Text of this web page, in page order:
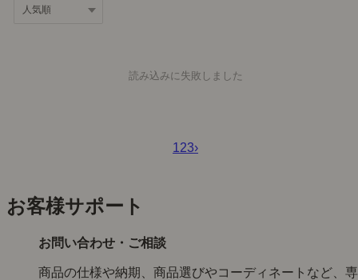
読み込みに失敗しました
123›
お客様サポート
お問い合わせ・ご相談
商品の仕様や納期、商品選びやコーディネートなど、専